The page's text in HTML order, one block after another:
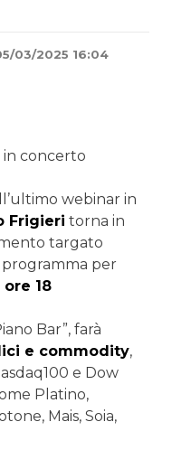
03/2025 16:04
in concerto
webinar in
Frigieri torna in
targato
per
ore 18
Bar”, farà
e commodity,
e Dow
Platino,
Mais, Soia,